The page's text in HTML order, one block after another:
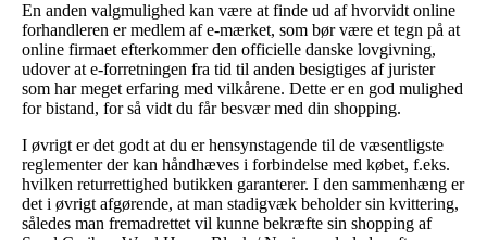
En anden valgmulighed kan være at finde ud af hvorvidt online
forhandleren er medlem af e-mærket, som bør være et tegn på at
online firmaet efterkommer den officielle danske lovgivning,
udover at e-forretningen fra tid til anden besigtiges af jurister
som har meget erfaring med vilkårene. Dette er en god mulighed
for bistand, for så vidt du får besvær med din shopping.
I øvrigt er det godt at du er hensynstagende til de væsentligste
reglementer der kan håndhæves i forbindelse med købet, f.eks.
hvilken returrettighed butikken garanterer. I den sammenhæng er
det i øvrigt afgørende, at man stadigvæk beholder sin kvittering,
således man fremadrettet vil kunne bekræfte sin shopping af